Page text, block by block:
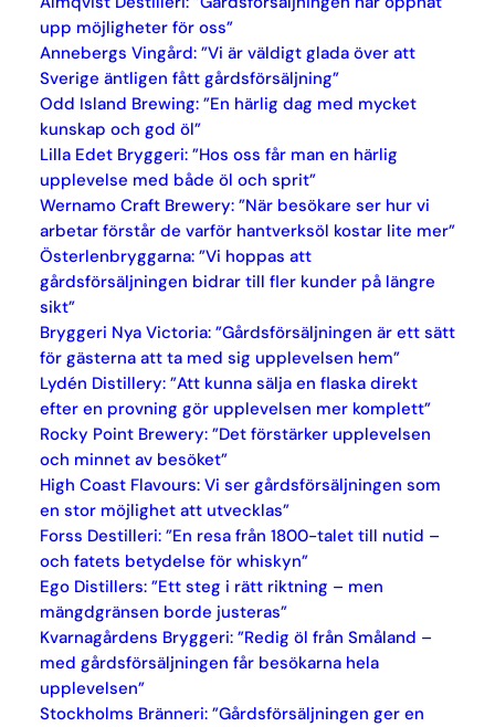
upp möjligheter för oss”
Annebergs Vingård: ”Vi är väldigt glada över att
Sverige äntligen fått gårdsförsäljning”
Odd Island Brewing: ”En härlig dag med mycket
kunskap och god öl”
Lilla Edet Bryggeri: ”Hos oss får man en härlig
upplevelse med både öl och sprit”
Wernamo Craft Brewery: ”När besökare ser hur vi
arbetar förstår de varför hantverksöl kostar lite mer”
Österlenbryggarna: ”Vi hoppas att
gårdsförsäljningen bidrar till fler kunder på längre
sikt”
Bryggeri Nya Victoria: ”Gårdsförsäljningen är ett sätt
för gästerna att ta med sig upplevelsen hem”
Lydén Distillery: ”Att kunna sälja en flaska direkt
efter en provning gör upplevelsen mer komplett”
Rocky Point Brewery: ”Det förstärker upplevelsen
och minnet av besöket”
High Coast Flavours: Vi ser gårdsförsäljningen som
en stor möjlighet att utvecklas”
Forss Destilleri: ”En resa från 1800-talet till nutid –
och fatets betydelse för whiskyn”
Ego Distillers: ”Ett steg i rätt riktning – men
mängdgränsen borde justeras”
Kvarnagårdens Bryggeri: ”Redig öl från Småland –
med gårdsförsäljningen får besökarna hela
upplevelsen”
Stockholms Bränneri: ”Gårdsförsäljningen ger en